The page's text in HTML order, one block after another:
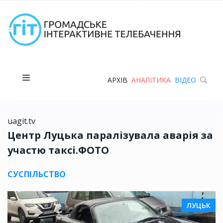
АРХІВ АНАЛІТИКА ВІДЕО
uagit.tv
Центр Луцька паралізувала аварія за
участю таксі.ФОТО
СУСПІЛЬСТВО
ЛУЦЬК